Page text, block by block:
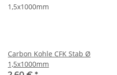
Carbon Kohle CFK Stab Ø
1,5x1000mm